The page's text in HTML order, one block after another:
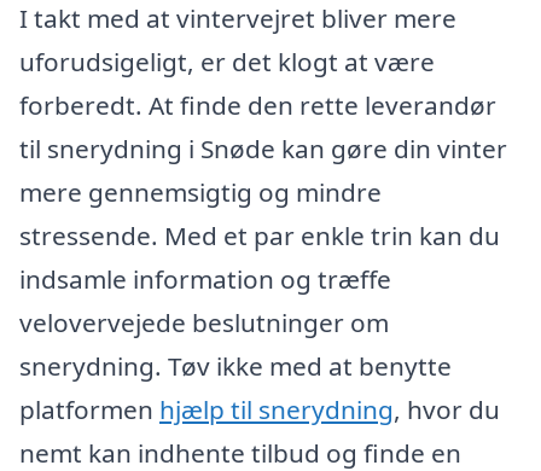
I takt med at vintervejret bliver mere
uforudsigeligt, er det klogt at være
forberedt. At finde den rette leverandør
til snerydning i Snøde kan gøre din vinter
mere gennemsigtig og mindre
stressende. Med et par enkle trin kan du
indsamle information og træffe
velovervejede beslutninger om
snerydning. Tøv ikke med at benytte
platformen hjælp til snerydning, hvor du
nemt kan indhente tilbud og finde en